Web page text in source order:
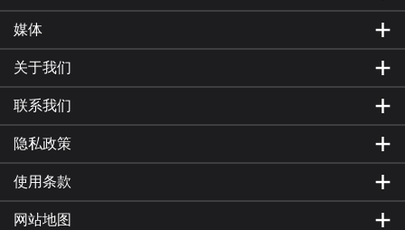
媒体
关于我们
联系我们
隐私政策
使用条款
网站地图